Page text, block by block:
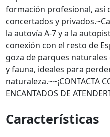
formación profesional, así
concertados y
la autovía A-7 y a la
conexión con el resto de
goza de parques
y fauna, ideales para
naturaleza.~~¡CONTACTA
ENCANTADOS DE
Características